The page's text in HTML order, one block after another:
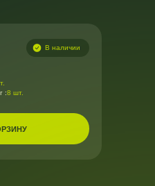
В наличии
:8 шт.